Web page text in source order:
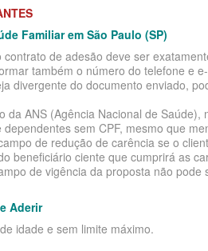
Familiar em São Paulo (SP)
de adesão deve ser
também o número do telefone e
divergente do documento enviado,
da ANS (Agência Nacional de
sem CPF, mesmo que
de redução de carência se o
beneficiário ciente que cumprirá as
de vigência da proposta não
Aderir
idade e sem limite máximo.